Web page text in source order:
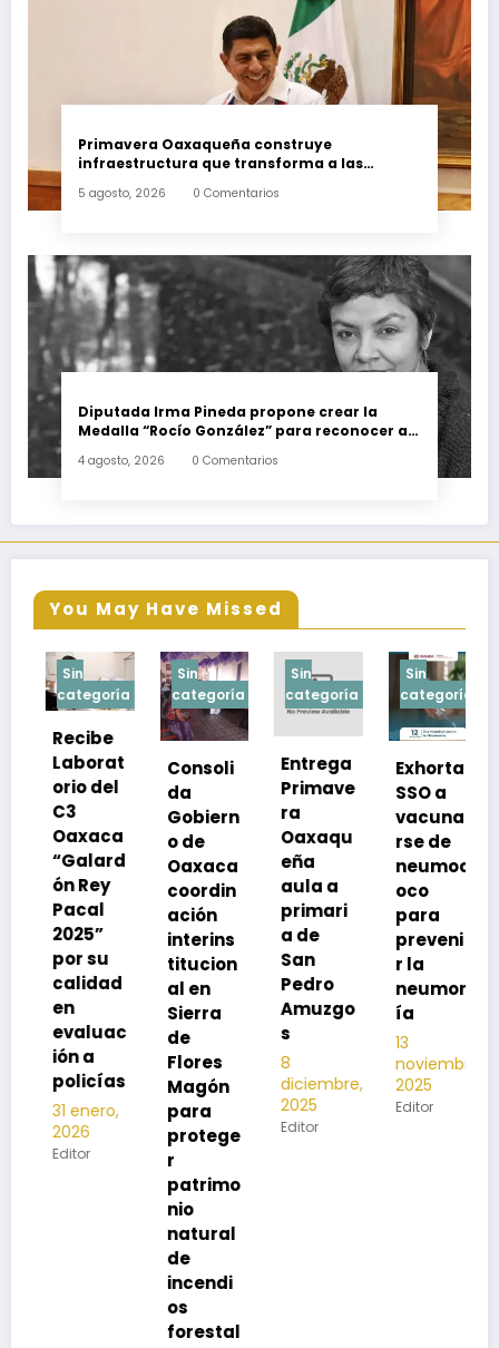
Primavera Oaxaqueña construye
infraestructura que transforma a las
5 agosto, 2026 0 Comentarios
Diputada Irma Pineda propone crear la
Medalla “Rocío González” para reconocer a
4 agosto, 2026 0 Comentarios
You May Have Missed
Sin
categoría
Consoli
da
Gobiern
o de
Oaxaca
coordin
ación
interins
titucion
al en
de
Flores
Magón
para
protege
r
Sin
categoría
Entrega
Primave
ra
Oaxaqu
eña
aula a
primari
a de
San
Pedro
Amuzgo
s
8
diciembre,
2025
Editor
Sin
categoría
Exhorta
SSO a
rse de
neumoc
oco
para
preveni
r la
neumon
ía
2025
Editor
Sin
categoría
Refuerz
a SSO
medida
s
prevent
ivas
durante
la
tempor
ada
invernal
12
2025